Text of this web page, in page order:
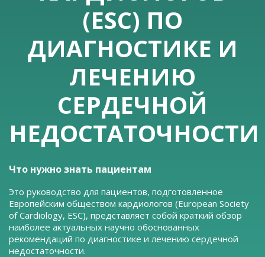
(ESC) ПО
ДИАГНОСТИКЕ И
ЛЕЧЕНИЮ
СЕРДЕЧНОЙ
НЕДОСТАТОЧНОСТИ
Что нужно знать пациентам
Это руководство для пациентов, подготовленное
Европейским обществом кардиологов (European Society
of Cardiology, ESC), представляет собой краткий обзор
наиболее актуальных научно обоснованных
рекомендаций по диагностике и лечению сердечной
недостаточности.